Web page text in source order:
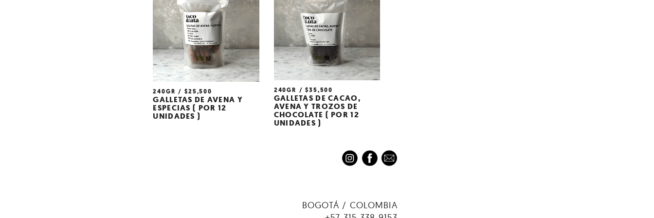
240GR $25,500
GALLETAS DE AVENA Y
ESPECIAS ( POR 12
UNIDADES )
240GR $35,500
GALLETAS DE CACAO,
AVENA Y TROZOS DE
CHOCOLATE ( POR 12
UNIDADES )
BOGOTÁ / COLOMBIA